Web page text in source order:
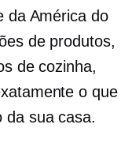
da América do
de produtos,
de cozinha,
o que
da sua casa.